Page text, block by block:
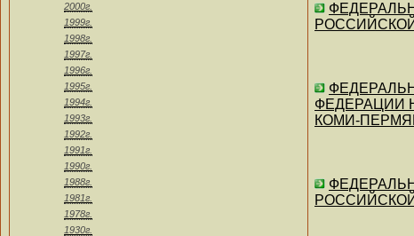
2000г.
1999г.
1998г.
1997г.
1996г.
1995г.
1994г.
1993г.
1992г.
1991г.
1990г.
1988г.
1981г.
1978г.
1930г.
РОССИЙСКОЙ
ФЕДЕРАЦИИ
КОМИ-
РОССИЙСКОЙ